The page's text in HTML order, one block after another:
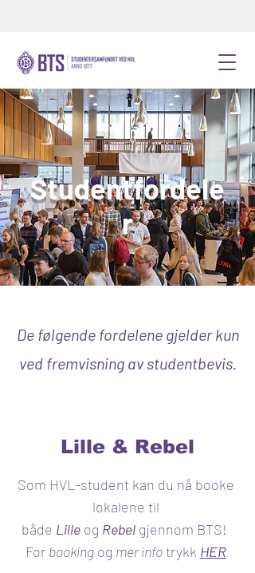
Studentfordele
r
De følgende fordelene gjelder kun
ved fremvisning av studentbevis.
Lille & Rebel
Som HVL-student kan du nå booke
lokalene til
både Lilleog Rebelgjennom BTS!
For bookingog mer infotrykk HER